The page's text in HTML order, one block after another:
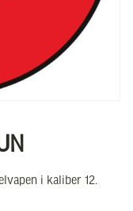
i kaliber 12.